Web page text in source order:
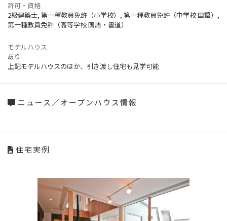
許可・資格
2級建築士, 第一種教員免許（小学校）, 第一種教員免許（中学校 国語）,
第一種教員免許（高等学校 国語・書道）
モデルハウス
あり
上記モデルハウスのほか、引き渡し住宅も見学可能
ニュース／オープンハウス情報
住宅実例